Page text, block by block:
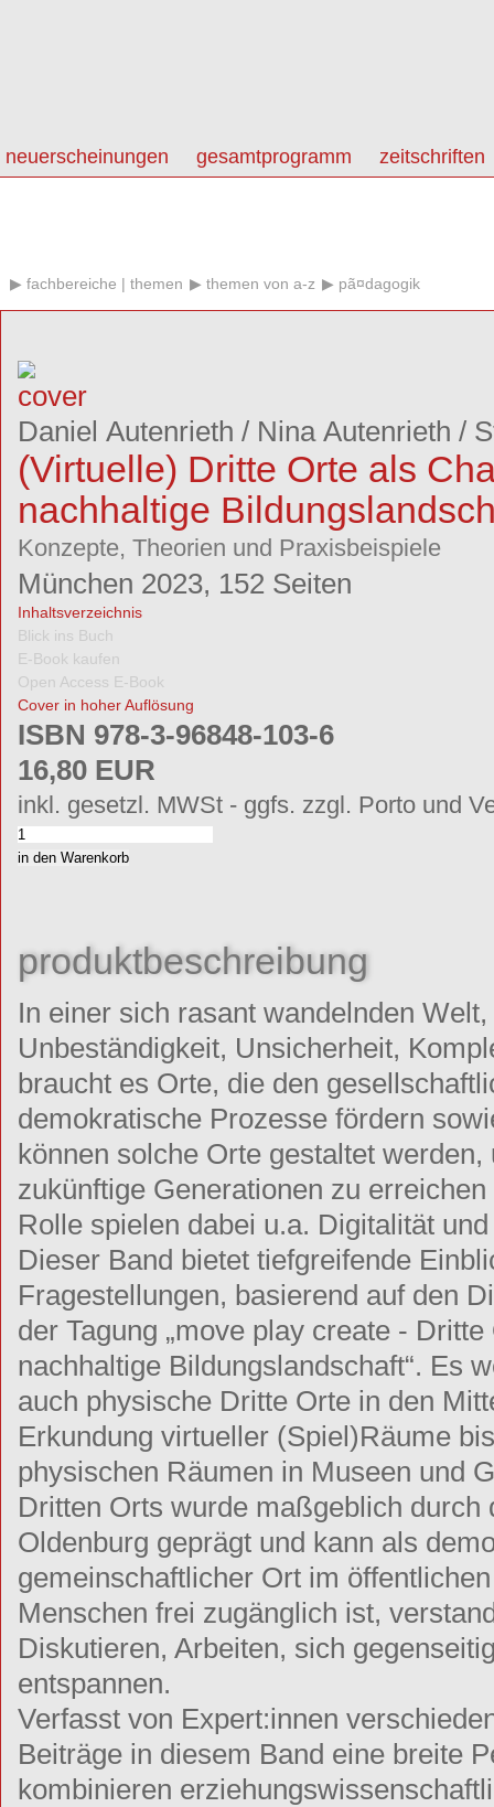
neuerscheinungen gesamtprogramm zeitschriften
fachbereiche | themen themen von a-z pã¤dagogik
Daniel Autenrieth / Nina Autenrieth /
(Virtuelle) Dritte Orte als
nachhaltige
Konzepte, Theorien und Praxisbeispiele
München 2023, 152 Seiten
Inhaltsverzeichnis
Blick ins Buch
E-Book kaufen
Open Access E-Book
Cover in hoher Auflösung
ISBN 978-3-96848-103-6
16,80 EUR
inkl. gesetzl. MWSt - ggfs. zzgl. Porto und
produktbeschreibung
In einer sich rasant wandelnden
Unbeständigkeit, Unsicherheit,
braucht es Orte, die den
demokratische Prozesse fördern
können solche Orte gestaltet
zukünftige Generationen zu
Rolle spielen dabei u.a. Digitalität
Dieser Band bietet tiefgreifende
Fragestellungen, basierend auf den
der Tagung „move play create -
nachhaltige Bildungslandschaft“. Es
auch physische Dritte Orte in den
Erkundung virtueller (Spiel)Räume
physischen Räumen in Museen und
Dritten Orts wurde maßgeblich durch
Oldenburg geprägt und kann als
gemeinschaftlicher Ort im
Menschen frei zugänglich ist,
Diskutieren, Arbeiten, sich
entspannen.
Verfasst von Expert:innen
Beiträge in diesem Band eine breite
kombinieren